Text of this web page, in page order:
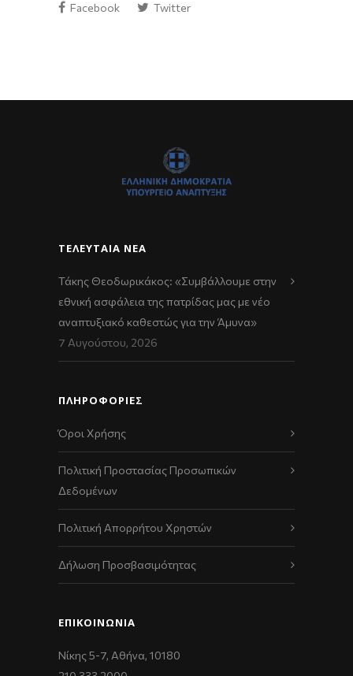
Facebook Twitter
ΤΕΛΕΥΤΑΊΑ ΝΈΑ
Τάκης Θεοδωρικάκος: «Συμβάλλουμε στην
εθνική ασφάλεια της πατρίδας μας με νέο
αναπτυξιακό καθεστώς για την Άμυνα»
7 Αυγούστου, 2026
ΠΛΗΡΟΦΟΡΙΕΣ
Όροι Χρήσης
Πολιτική Προστασίας Προσωπικών
Δεδομένων
Πολιτική Απορρήτου Χρηστών
Δήλωση Προσβασιμότητας
ΕΠΙΚΟΙΝΩΝΊΑ
Νίκης 5-7, Αθήνα, 10180